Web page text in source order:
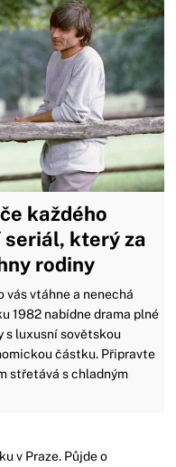
každého
seriál, který za
rodiny
vás vtáhne a nenechá
1982 nabídne drama plné
s luxusní sovětskou
částku. Připravte
střetává s chladným
v Praze. Půjde o